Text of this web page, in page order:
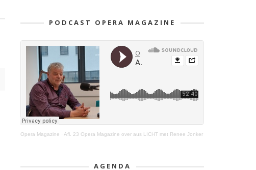
PODCAST OPERA MAGAZINE
Opera Magazine · Afl. 23 Opera Magazine over aus LICHT met Renee Jonker
AGENDA